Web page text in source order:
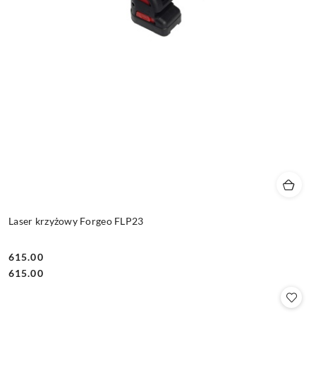
Laser krzyżowy Forgeo FLP23
Cena:
615.00
Cena:
615.00